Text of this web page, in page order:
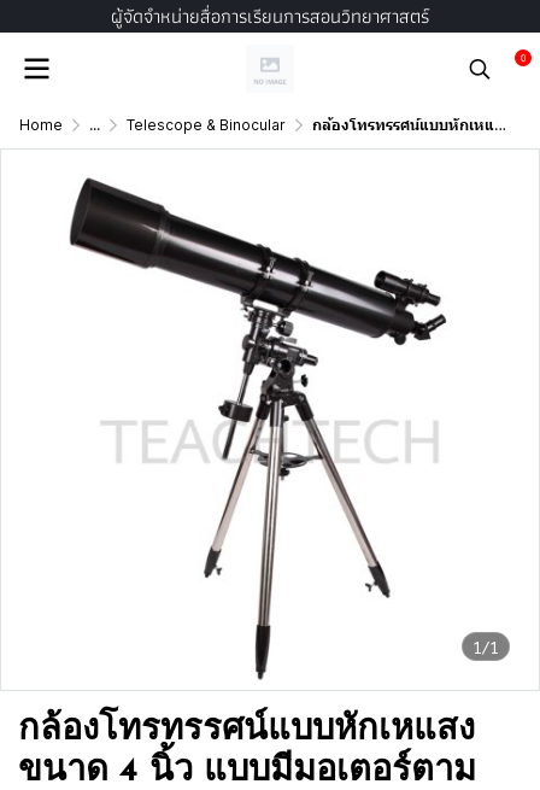
ผู้จัดจำหน่ายสื่อการเรียนการสอนวิทยาศาสตร์
0
Home ... Telescope & Binocular กล้องโทรทรรศน์แบบหักเหแสงขนาด 4 นิ้ว แบบมีมอเตอร์ตามดาว
1/1
กล้องโทรทรรศน์แบบหักเหแสง
ขนาด 4 นิ้ว แบบมีมอเตอร์ตาม